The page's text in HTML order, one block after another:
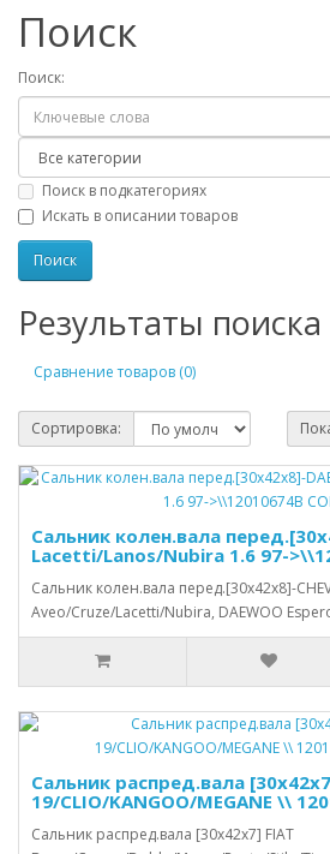
Поиск
Поиск:
Поиск в подкатегориях
Искать в описании товаров
Результаты поиска
Сравнение товаров (0)
Сортировка:
Сальник колен.вала
Lacetti/Lanos/Nubira 1.6 97-
Сальник колен.вала перед.[30x42x8]-
Aveo/Cruze/Lacetti/Nubira, DAEWOO
Сальник распред.вала
19/CLIO/KANGOO/MEGANE \\
Сальник распред.вала [30x42x7] FIAT